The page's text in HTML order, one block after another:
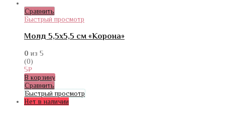
Сравнить
Быстрый просмотр
Молд 5,5х5,5 см «Корона»
0 из 5
(0)
5₽
В корзину
Сравнить
Быстрый просмотр
Нет в наличии